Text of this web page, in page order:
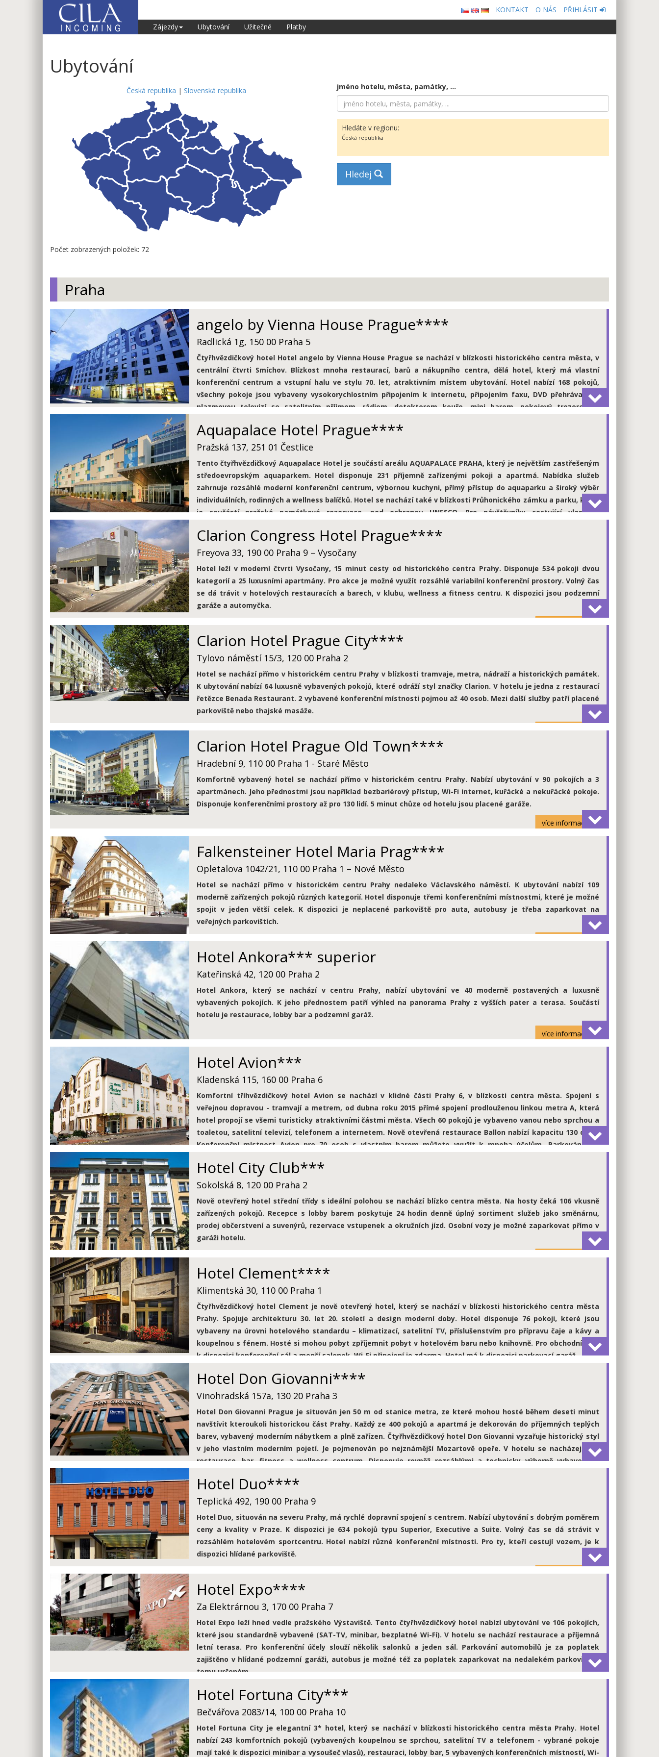
KONTAKT O NÁS
PŘIHLÁSIT
Zájezdy
Ubytování Užitečné Platby
Ubytování
Česká republika | Slovenská republika jméno hotelu, města, památky, ...
Hledáte v regionu:
Česká republika
Hledej
Počet zobrazených položek: 72
Praha
angelo by Vienna House Prague****
Radlická 1g, 150 00 Praha 5
Čtyřhvězdičkový hotel Hotel angelo by Vienna House Prague se nachází v blízkosti historického centra města, v
centrální čtvrti Smíchov. Blízkost mnoha restaurací, barů a nákupního centra, dělá hotel, který má vlastní
konferenční centrum a vstupní halu ve stylu 70. let, atraktivním místem ubytování. Hotel nabízí 168 pokojů,
všechny pokoje jsou vybaveny vysokorychlostním připojením k internetu, připojením faxu, DVD přehrávačem,
plazmovou televizí se satelitním příjmem, rádiem, detektorem kouře, mini barem, pokojový trezorem s
Vlastní parkovací garáže pro osobní automobily je samozřejmostí, autobusy je možné zaparkovat na přilehlém
parkovišti.
více informací
Aquapalace Hotel Prague****
Pražská 137, 251 01 Čestlice
Tento čtyřhvězdičkový Aquapalace Hotel je součástí areálu AQUAPALACE PRAHA, který je největším zastřešeným
středoevropským aquaparkem. Hotel disponuje 231 příjemně zařízenými pokoji a apartmá. Nabídka služeb
zahrnuje rozsáhlé moderní konferenční centrum, výbornou kuchyni, přímý přístup do aquaparku a široký výběr
individuálních, rodinných a wellness balíčků. Hotel se nachází také v blízkosti Průhonického zámku a parku, který
je součástí pražské památkové rezervace, pod ochranou UNESCO. Pro návštěvníky cestující vlastním
Clarion Congress Hotel Prague****
Freyova 33, 190 00 Praha 9 – Vysočany
Hotel leží v moderní čtvrti Vysočany, 15 minut cesty od historického centra Prahy. Disponuje 534 pokoji dvou
kategorií a 25 luxusními apartmány. Pro akce je možné využít rozsáhlé variabilní konferenční prostory. Volný čas
se dá trávit v hotelových restauracích a barech, v klubu, wellness a fitness centru. K dispozici jsou podzemní
garáže a automyčka.
více informací
Clarion Hotel Prague City****
Tylovo náměstí 15/3, 120 00 Praha 2
Hotel se nachází přímo v historickém centru Prahy v blízkosti tramvaje, metra, nádraží a historických památek.
K ubytování nabízí 64 luxusně vybavených pokojů, které odráží styl značky Clarion. V hotelu je jedna z restaurací
řetězce Benada Restaurant. 2 vybavené konferenční místnosti pojmou až 40 osob. Mezi další služby patří placené
parkoviště nebo thajské masáže.
více informací
Clarion Hotel Prague Old Town****
Hradební 9, 110 00 Praha 1 - Staré Město
Komfortně vybavený hotel se nachází přímo v historickém centru Prahy. Nabízí ubytování v 90 pokojích a 3
apartmánech. Jeho přednostmi jsou například bezbariérový přístup, Wi-Fi internet, kuřácké a nekuřácké pokoje.
Disponuje konferenčními prostory až pro 130 lidí. 5 minut chůze od hotelu jsou placené garáže.
více informací
Falkensteiner Hotel Maria Prag****
Opletalova 1042/21, 110 00 Praha 1 – Nové Město
Hotel se nachází přímo v historickém centru Prahy nedaleko Václavského náměstí. K ubytování nabízí 109
moderně zařízených pokojů různých kategorií. Hotel disponuje třemi konferenčními místnostmi, které je možné
spojit v jeden větší celek. K dispozici je neplacené parkoviště pro auta, autobusy je třeba zaparkovat na
veřejných parkovištích.
více informací
Hotel Ankora*** superior
Kateřinská 42, 120 00 Praha 2
Hotel Ankora, který se nachází v centru Prahy, nabízí ubytování ve 40 moderně postavených a luxusně
vybavených pokojích. K jeho přednostem patří výhled na panorama Prahy z vyšších pater a terasa. Součástí
hotelu je restaurace, lobby bar a podzemní garáž.
více informací
Hotel Avion***
Kladenská 115, 160 00 Praha 6
Komfortní tříhvězdičkový hotel Avion se nachází v klidné části Prahy 6, v blízkosti centra města. Spojení s
veřejnou dopravou - tramvají a metrem, od dubna roku 2015 přímé spojení prodlouženou linkou metra A, která
hotel propojí se všemi turisticky atraktivními částmi města. Všech 60 pokojů je vybaveno vanou nebo sprchou a
toaletou, satelitní televizí, telefonem a internetem. Nově otevřená restaurace Ballon nabízí kapacitu 130 osob.
Konferenční místnost Avion pro 70 osob s vlastním barem můžete využít k mnoha účelům. Parkování pro
Hotel City Club***
Sokolská 8, 120 00 Praha 2
Nově otevřený hotel střední třídy s ideální polohou se nachází blízko centra města. Na hosty čeká 106 vkusně
zařízených pokojů. Recepce s lobby barem poskytuje 24 hodin denně úplný sortiment služeb jako směnárnu,
prodej občerstvení a suvenýrů, rezervace vstupenek a okružních jízd. Osobní vozy je možné zaparkovat přímo v
garáži hotelu.
více informací
Hotel Clement****
Klimentská 30, 110 00 Praha 1
Čtyřhvězdičkový hotel Clement je nově otevřený hotel, který se nachází v blízkosti historického centra města
Prahy. Spojuje architekturu 30. let 20. století a design moderní doby. Hotel disponuje 76 pokoji, které jsou
vybaveny na úrovni hotelového standardu – klimatizací, satelitní TV, příslušenstvím pro přípravu čaje a kávy a
koupelnou s fénem. Hosté si mohou pobyt zpříjemnit pobyt v hotelovém baru nebo knihovně. Pro obchodníky je
k dispozici konferenční sál a menší salonek. Wi-Fi připojení je zdarma. Hotel má k dispozici parkovací garáž.
Hotel Don Giovanni****
Vinohradská 157a, 130 20 Praha 3
Hotel Don Giovanni Prague je situován jen 50 m od stanice metra, ze které mohou hosté během deseti minut
navštívit kteroukoli historickou část Prahy. Každý ze 400 pokojů a apartmá je dekorován do příjemných teplých
barev, vybavený moderním nábytkem a plně zařízen. Čtyřhvězdičkový hotel Don Giovanni vyzařuje historický styl
v jeho vlastním moderním pojetí. Je pojmenován po nejznámější Mozartově opeře. V hotelu se nacházejí dvě
restaurace, bar, fitness a wellness centrum. Disponuje rovněž rozsáhlými a technicky výborně vybavenými
Hotel Duo****
Teplická 492, 190 00 Praha 9
Hotel Duo, situován na severu Prahy, má rychlé dopravní spojení s centrem. Nabízí ubytování s dobrým poměrem
ceny a kvality v Praze. K dispozici je 634 pokojů typu Superior, Executive a Suite. Volný čas se dá strávit v
rozsáhlém hotelovém sportcentru. Hotel nabízí různé konferenční místnosti. Pro ty, kteří cestují vozem, je k
dispozici hlídané parkoviště.
více informací
Hotel Expo****
Za Elektrárnou 3, 170 00 Praha 7
Hotel Expo leží hned vedle pražského Výstaviště. Tento čtyřhvězdičkový hotel nabízí ubytování ve 106 pokojích,
které jsou standardně vybavené (SAT-TV, minibar, bezplatné Wi-Fi). V hotelu se nachází restaurace a příjemná
letní terasa. Pro konferenční účely slouží několik salonků a jeden sál. Parkování automobilů je za poplatek
zajištěno v hlídané podzemní garáži, autobus je možné též za poplatek zaparkovat na nedalekém parkovišti k
tomu určeném.
Hotel Fortuna City***
Bečvářova 2083/14, 100 00 Praha 10
Hotel Fortuna City je elegantní 3* hotel, který se nachází v blízkosti historického centra města Prahy. Hotel
nabízí 243 komfortních pokojů (vybavených koupelnou se sprchou, satelitní TV a telefonem - vybrané pokoje
mají také k dispozici minibar a vysoušeč vlasů), restauraci, lobby bar, 5 vybavených konferenčních místností, Wi-